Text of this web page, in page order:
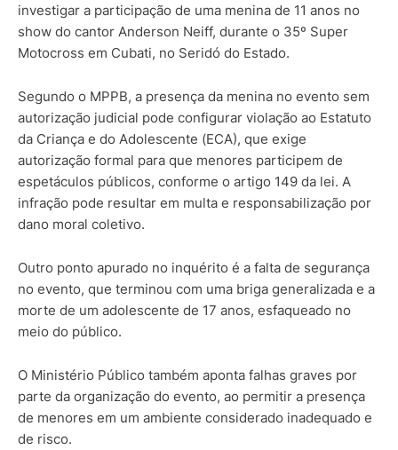
investigar a participação de uma menina de 11 anos no
show do cantor Anderson Neiff, durante o 35º Super
Motocross em Cubati, no Seridó do Estado.
Segundo o MPPB, a presença da menina no evento sem
autorização judicial pode configurar violação ao Estatuto
da Criança e do Adolescente (ECA), que exige
autorização formal para que menores participem de
espetáculos públicos, conforme o artigo 149 da lei. A
infração pode resultar em multa e responsabilização por
dano moral coletivo.
Outro ponto apurado no inquérito é a falta de segurança
no evento, que terminou com uma briga generalizada e a
morte de um adolescente de 17 anos, esfaqueado no
meio do público.
O Ministério Público também aponta falhas graves por
parte da organização do evento, ao permitir a presença
de menores em um ambiente considerado inadequado e
de risco.